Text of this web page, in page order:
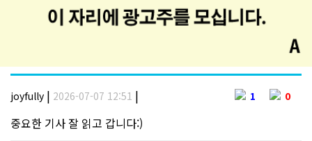
joyfully | 2026-07-07 12:51 | 1 0
중요한 기사 잘 읽고 갑니다:)